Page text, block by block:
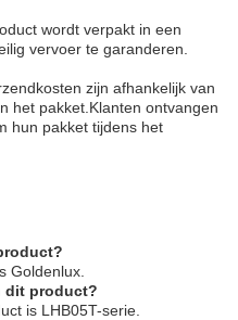
wordt verpakt in een
vervoer te garanderen.
zijn afhankelijk van
het pakket.Klanten ontvangen
hun pakket tijdens het
Goldenlux.
dit product?
is LHB05T-serie.